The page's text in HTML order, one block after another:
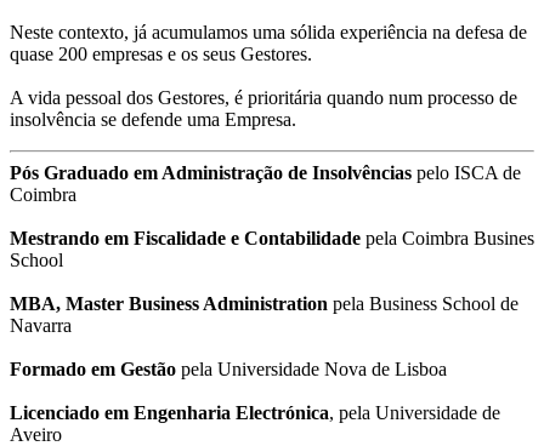
Neste contexto, já acumulamos uma sólida experiência na defesa de
quase 200 empresas e os seus Gestores.
A vida pessoal dos Gestores, é prioritária quando num processo de
insolvência se defende uma Empresa.
Pós Graduado em Administração de Insolvências pelo ISCA de
Coimbra
Mestrando em Fiscalidade e Contabilidade pela Coimbra Busines
School
MBA, Master Business Administration pela Business School de
Navarra
Formado em Gestão pela Universidade Nova de Lisboa
Licenciado em Engenharia Electrónica, pela Universidade de
Aveiro